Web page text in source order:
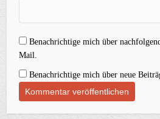
Benachrichtige mich über
Mail.
Benachrichtige mich über neue